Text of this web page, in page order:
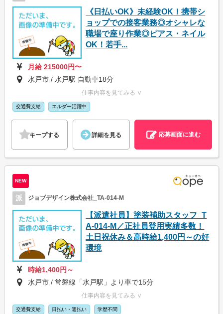
《日払いOK》未経験OK！携帯シ
ョップでの接客業務◎オシャレな
職場で座り作業◎ピアス・ネイル
OK！若手...
月給 215000円〜
水戸市 / 水戸駅 自動車18分
仕事内容を見てみる ∨
交通費支給 エルダー活躍中
キープする 詳細を見る 応募画面に進む
NEW
派 ジョブデザイン株式会社_TA-014-M
【派遣社員】塗装補助スタッフ_T
A-014-M／正社員登用実績多数！
土日祝休み＆高時給1,400円～の好
環境
時給1,400円～
水戸市 / 常磐線「水戸駅」より車で15分
仕事内容を見てみる ∨
交通費支給 日払い・週払い 学歴不問